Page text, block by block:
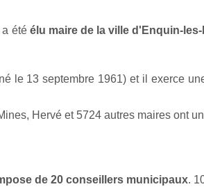
a été élu maire de la ville d'Enquin-
le 13 septembre 1961) et il exerce
Hervé et 5724 autres maires ont
de 20 conseillers municipaux.